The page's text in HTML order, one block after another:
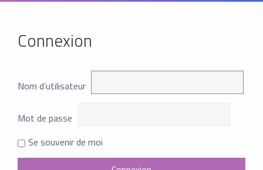
Connexion
Nom d’utilisateur
Mot de passe
Se souvenir de moi